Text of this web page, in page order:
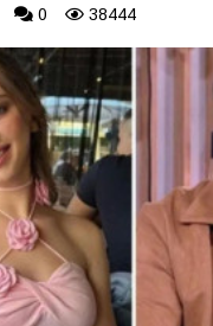
0 38444